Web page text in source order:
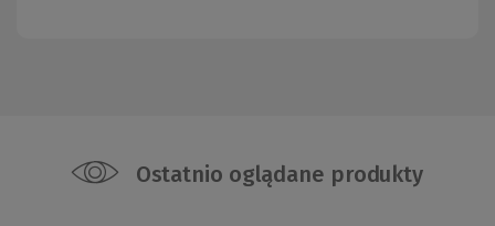
Ostatnio oglądane produkty